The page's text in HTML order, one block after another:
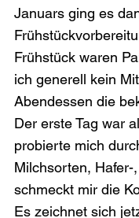
Januars ging es
Frühstück waren
ich generell kein
Abendessen die
Der erste Tag war
probierte mich
Milchsorten, Hafer-
schmeckt mir die
Es zeichnet sich